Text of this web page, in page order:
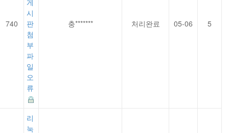
740
게
시
판
첨
부
파
일
오
류
충******* 처리완료 05-06 5
리
눅